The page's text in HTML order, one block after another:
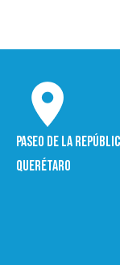
Paseo de la
Querétaro